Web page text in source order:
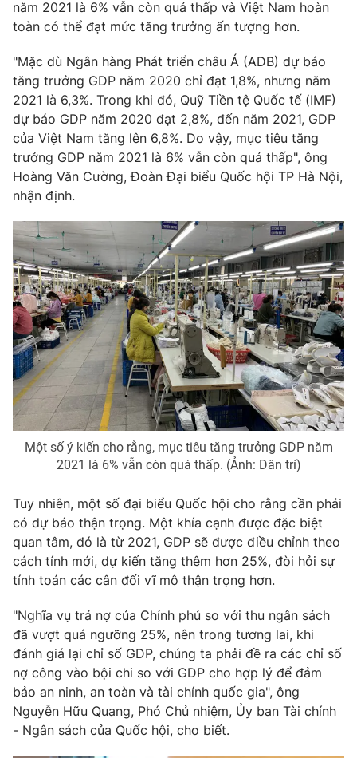
Góc doanh nghiệp
Truyền hình
Hậu trường
Nhân vật
Khán giả
Giải sao mai
Giải trí
Điện ảnh
Âm nhạc
Sao
Đời sống
Du lịch
Làm đẹp
Chất lượng cuộc sống
Giáo dục
Tuyển sinh
Công nghệ
Hitech Công nghệ tương lai
Sản phẩm
Thị trường
Tư vấn
Giao lưu trực tuyến
Lịch phát sóng
Chuyên mục khác
Emagazine Podcast
Photo Infographic
Shorts video
VTV Money VTV Thể thao
VTV Sức khoẻ Bất động sản
Thị trường 24h Tấm lòng Việt
VTV4 Vươn mình bằng AI
VTV9 VTV8
năm 2021 là 6% vẫn còn quá thấp và Việt Nam hoàn
toàn có thể đạt mức tăng trưởng ấn tượng hơn.
"Mặc dù Ngân hàng Phát triển châu Á (ADB) dự báo
tăng trưởng GDP năm 2020 chỉ đạt 1,8%, nhưng năm
2021 là 6,3%. Trong khi đó, Quỹ Tiền tệ Quốc tế (IMF)
dự báo GDP năm 2020 đạt 2,8%, đến năm 2021, GDP
của Việt Nam tăng lên 6,8%. Do vậy, mục tiêu tăng
trưởng GDP năm 2021 là 6% vẫn còn quá thấp", ông
Hoàng Văn Cường, Đoàn Đại biểu Quốc hội TP Hà Nội,
nhận định.
Một số ý kiến cho rằng, mục tiêu tăng trưởng GDP năm
2021 là 6% vẫn còn quá thấp. (Ảnh: Dân trí)
Tuy nhiên, một số đại biểu Quốc hội cho rằng cần phải
có dự báo thận trọng. Một khía cạnh được đặc biệt
quan tâm, đó là từ 2021, GDP sẽ được điều chỉnh theo
cách tính mới, dự kiến tăng thêm hơn 25%, đòi hỏi sự
tính toán các cân đối vĩ mô thận trọng hơn.
"Nghĩa vụ trả nợ của Chính phủ so với thu ngân sách
đã vượt quá ngưỡng 25%, nên trong tương lai, khi
đánh giá lại chỉ số GDP, chúng ta phải đề ra các chỉ số
nợ công vào bội chi so với GDP cho hợp lý để đảm
bảo an ninh, an toàn và tài chính quốc gia", ông
Nguyễn Hữu Quang, Phó Chủ nhiệm, Ủy ban Tài chính
- Ngân sách của Quốc hội, cho biết.